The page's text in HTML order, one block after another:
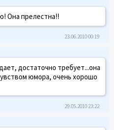
Она прелестна!!
23.06.2010 00:19
достаточно требует...она
юмора, очень хорошо
29.05.2010 23:22